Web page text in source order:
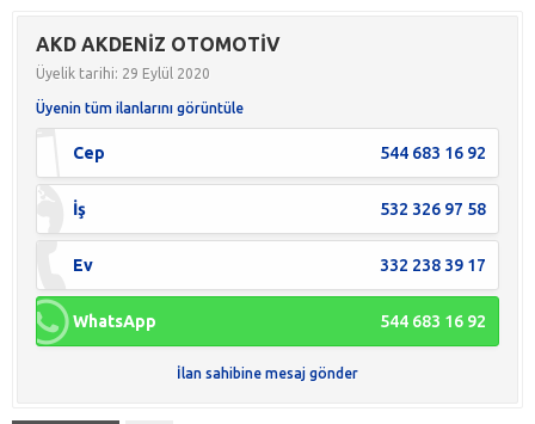
AKD AKDENİZ OTOMOTİV
Üyelik tarihi: 29 Eylül 2020
Üyenin tüm ilanlarını görüntüle
Cep 544 683 16 92
İş 532 326 97 58
Ev 332 238 39 17
WhatsApp 544 683 16 92
İlan sahibine mesaj gönder